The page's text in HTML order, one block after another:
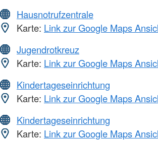
Hausnotrufzentrale
Karte: Link zur Google Maps
Jugendrotkreuz
Karte: Link zur Google Maps
Kindertageseinrichtung
Karte: Link zur Google Maps
Kindertageseinrichtung
Karte: Link zur Google Maps